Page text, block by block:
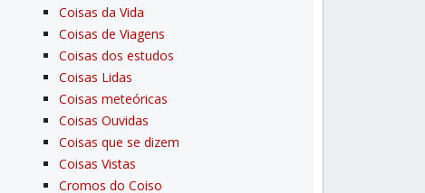
Coisas da Vida
Coisas de Viagens
Coisas dos estudos
Coisas Lidas
Coisas meteóricas
Coisas Ouvidas
Coisas que se dizem
Coisas Vistas
Cromos do Coiso